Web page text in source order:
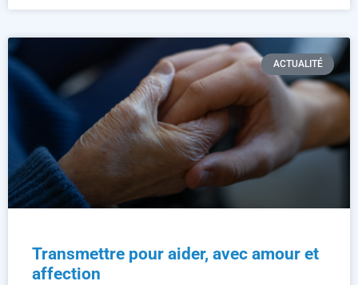
ACTUALITÉ
Transmettre pour aider, avec amour et
affection